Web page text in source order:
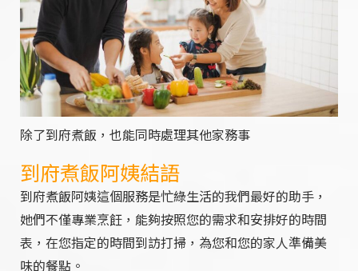
除了到府煮飯，也能同時處理其他家務事
到府煮飯阿姨結語
到府煮飯阿姨這個服務是忙綠生活的我們最好的助手，
她們不僅專業烹飪，能夠按照您的需求和安排好的時間
表，在您指定的時間到訪打掃，為您和您的家人準備美
味的餐點。